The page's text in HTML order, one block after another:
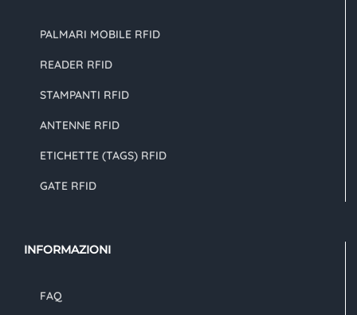
PALMARI MOBILE RFID
READER RFID
STAMPANTI RFID
ANTENNE RFID
ETICHETTE (TAGS) RFID
GATE RFID
INFORMAZIONI
FAQ